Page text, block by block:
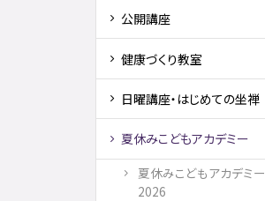
公開講座
健康づくり教室
日曜講座・はじめての坐禅
夏休みこどもアカデミー
夏休みこどもアカデミー
2026